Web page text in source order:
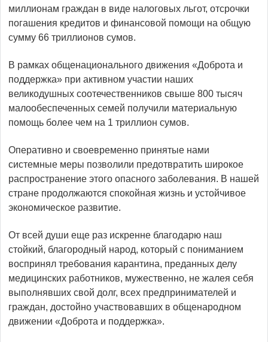
миллионам граждан в виде налоговых льгот, отсрочки
погашения кредитов и финансовой помощи на общую
сумму 66 триллионов сумов.
В рамках общенационального движения «Доброта и
поддержка» при активном участии наших
великодушных соотечественников свыше 800 тысяч
малообеспеченных семей получили материальную
помощь более чем на 1 триллион сумов.
Оперативно и своевременно принятые нами
системные меры позволили предотвратить широкое
распространение этого опасного заболевания. В нашей
стране продолжаются спокойная жизнь и устойчивое
экономическое развитие.
От всей души еще раз искренне благодарю наш
стойкий, благородный народ, который с пониманием
воспринял требования карантина, преданных делу
медицинских работников, мужественно, не жалея себя
выполнявших свой долг, всех предпринимателей и
граждан, достойно участвовавших в общенародном
движении «Доброта и поддержка».